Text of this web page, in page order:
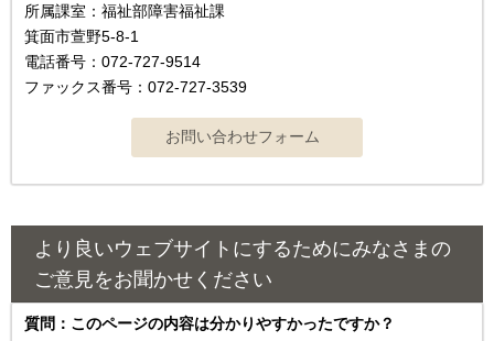
所属課室：福祉部障害福祉課
箕面市萱野5-8-1
電話番号：072-727-9514
ファックス番号：072-727-3539
より良いウェブサイトにするためにみなさまの
ご意見をお聞かせください
質問：このページの内容は分かりやすかったですか？